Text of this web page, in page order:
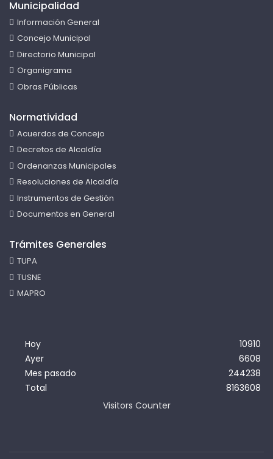
Municipalidad
Información General
Concejo Municipal
Directorio Municipal
Organigrama
Obras Públicas
Normatividad
Acuerdos de Concejo
Decretos de Alcaldía
Ordenanzas Municipales
Resoluciones de Alcaldía
Instrumentos de Gestión
Documentos en General
Trámites Generales
TUPA
TUSNE
MAPRO
Hoy
Ayer
Mes pasado
Total
10910
6608
244238
8163608
Visitors Counter